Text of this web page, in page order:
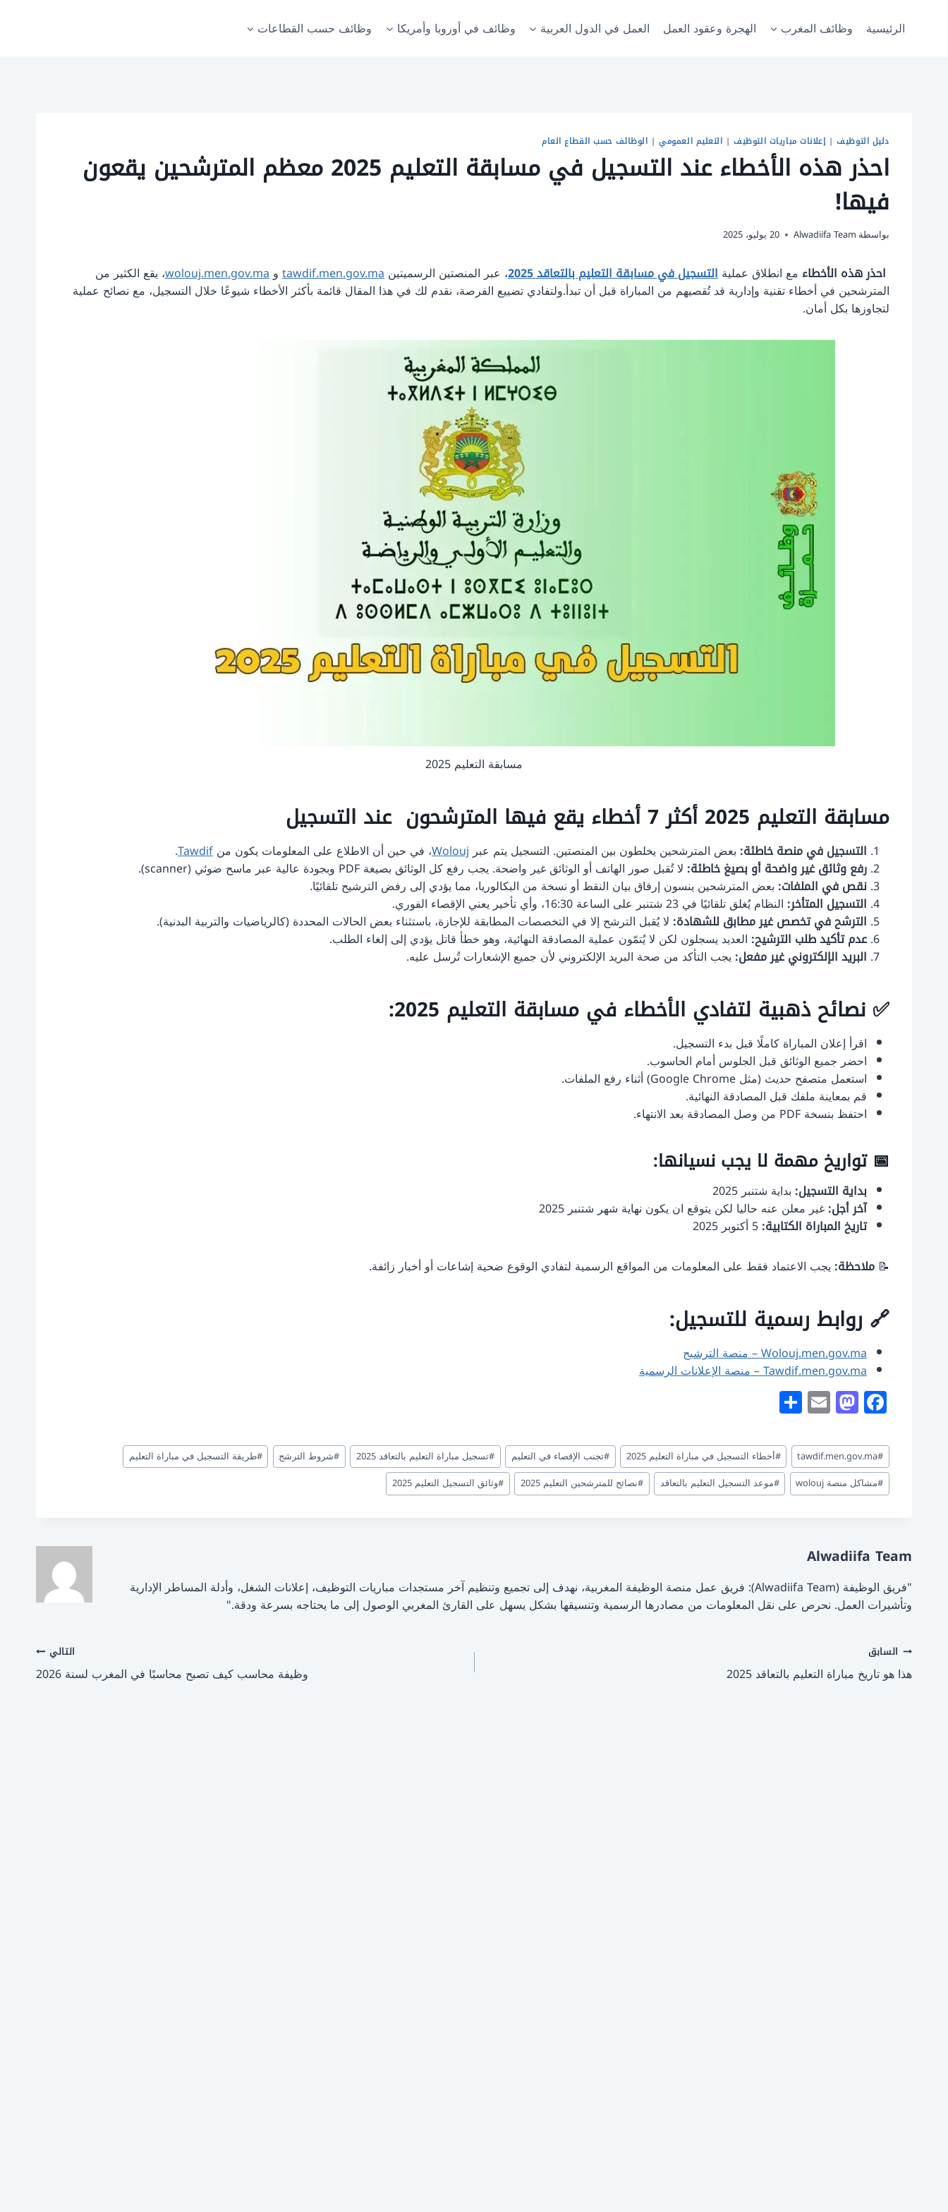
الرئيسية وظائف المغرب الهجرة وعقود العمل العمل في الدول العربية وظائف في أوروبا وأمريكا وظائف حسب القطاعات
دليل التوظيف|إعلانات مباريات التوظيف| التعليم العمومي| الوظائف حسب القطاع العام
احذر هذه الأخطاء عند التسجيل في مسابقة التعليم 2025 معظم المترشحين يقعون
فيها!
بواسطة Alwadiifa Team 20 يوليو، 2025
احذر هذه الأخطاء مع انطلاق عمليةالتسجيل في مسابقة التعليم بالتعاقد 2025 ، عبر المنصتين الرسميتينtawdif.men.gov.maوwolouj.men.gov.ma، يقع الكثير من
المترشحين في أخطاء تقنية وإدارية قد تُقصيهم من المباراة قبل أن تبدأ.ولتفادي تضييع الفرصة، نقدم لك في هذا المقال قائمة بأكثر الأخطاء شيوعًا خلال التسجيل، مع نصائح عملية
لتجاوزها بكل أمان.
مسابقة التعليم 2025
مسابقة التعليم 2025 أكثر 7 أخطاء يقع فيها المترشحون عند التسجيل
التسجيل في منصة خاطئة: بعض المترشحين يخلطون بين المنصتين. التسجيل يتم عبرWolouj، في حين أن الاطلاع على المعلومات يكون منTawdif
.
رفع وثائق غير واضحة أو بصيغ خاطئة: لا تُقبل صور الهاتف أو الوثائق غير واضحة. يجب رفع كل الوثائق بصيغة PDF وبجودة عالية عبر ماسح ضوئي (scanner).
نقص في الملفات: بعض المترشحين ينسون إرفاق بيان النقط أو نسخة من البكالوريا، مما يؤدي إلى رفض الترشيح تلقائيًا.
التسجيل المتأخر: النظام يُغلق تلقائيًا في 23 شتنبر على الساعة 16:30، وأي تأخير يعني الإقصاء الفوري.
الترشح في تخصص غير مطابق للشهادة: لا يُقبل الترشح إلا في التخصصات المطابقة للإجازة، باستثناء بعض الحالات المحددة (كالرياضيات والتربية البدنية).
عدم تأكيد طلب الترشيح: العديد يسجلون لكن لا يُتمّون عملية المصادقة النهائية، وهو خطأ قاتل يؤدي إلى إلغاء الطلب.
البريد الإلكتروني غير مفعل:يجب التأكد من صحة البريد الإلكتروني لأن جميع الإشعارات تُرسل عليه.
✅ نصائح ذهبية لتفادي الأخطاء في مسابقة التعليم 2025:
اقرأ إعلان المباراة كاملًا قبل بدء التسجيل.
احضر جميع الوثائق قبل الجلوس أمام الحاسوب.
استعمل متصفح حديث (مثل Google Chrome) أثناء رفع الملفات.
قم بمعاينة ملفك قبل المصادقة النهائية.
احتفظ بنسخة PDF من وصل المصادقة بعد الانتهاء.
📅 تواريخ مهمة لا يجب نسيانها:
بداية التسجيل: بداية شتنبر 2025
آخر أجل:غير معلن عنه حاليا لكن يتوقع ان يكون نهاية شهر شتنبر 2025
تاريخ المباراة الكتابية:
📝 ملاحظة:يجب الاعتماد فقط على المعلومات من المواقع الرسمية لتفادي الوقوع ضحية إشاعات أو أخبار زائفة.
🔗 روابط رسمية للتسجيل:
Wolouj.men.gov.ma – منصة الترشيح
Tawdif.men.gov.ma – منصة الإعلانات الرسمية
F
a
c
e
b
k
M
a
st
o
d
E
m
ai
l
ar
e
وسوم
المقال:
#
tawdif.men.gov.ma
#أخطاء التسجيل في مباراة التعليم 2025 #تجنب الإقصاء في التعليم #تسجيل مباراة التعليم بالتعاقد 2025 #شروط الترشح #طريقة التسجيل في مباراة التعليم
#مشاكل منصة wolouj #موعد التسجيل التعليم بالتعاقد #نصائح للمترشحين التعليم 2025 #وثائق التسجيل التعليم 2025
Alwadiifa Team
"فريق الوظيفة (Alwadiifa Team): فريق عمل منصة الوظيفة المغربية، نهدف إلى تجميع وتنظيم آخر مستجدات مباريات التوظيف، إعلانات الشغل، وأدلة المساطر الإدارية
وتأشيرات العمل. نحرص على نقل المعلومات من مصادرها الرسمية وتنسيقها بشكل يسهل على القارئ المغربي الوصول إلى ما يحتاجه بسرعة ودقة."
تصفّح
المقالات
السابق
هذا هو تاريخ مباراة التعليم بالتعاقد 2025
التالي
وظيفة محاسب كيف تصبح محاسبًا في المغرب لسنة 2026